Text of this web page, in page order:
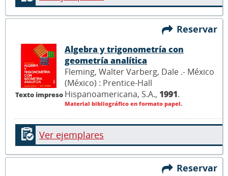
Reservar
Texto impreso
Algebra y trigonometría con
geometría analítica
Fleming, Walter Varberg, Dale .- México
(México) : Prentice-Hall
Hispanoamericana, S.A., 1991.
Material bibliográfico en formato papel.
Ver ejemplares
Reservar